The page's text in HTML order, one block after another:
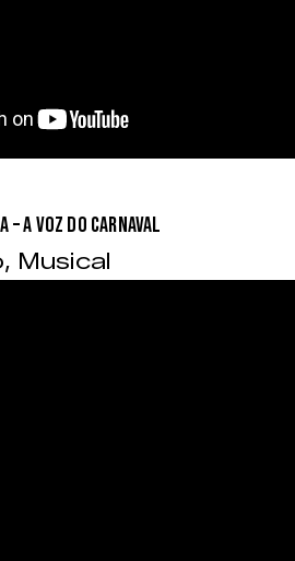
A VOZ DO CARNAVAL
Musical